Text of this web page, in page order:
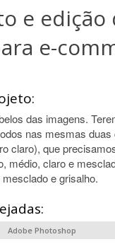
e edição
e-
das imagens.
nas mesmas duas
claro), que
médio, claro e
e grisalho.
Adobe Photoshop